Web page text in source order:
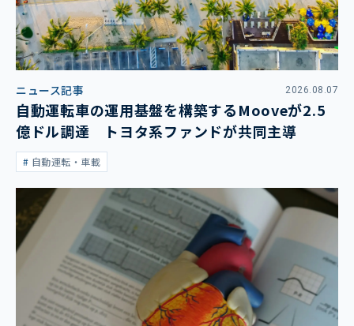
ニュース記事 2026.08.07
自動運転車の運用基盤を構築するMooveが2.5
億ドル調達 トヨタ系ファンドが共同主導
自動運転・車載